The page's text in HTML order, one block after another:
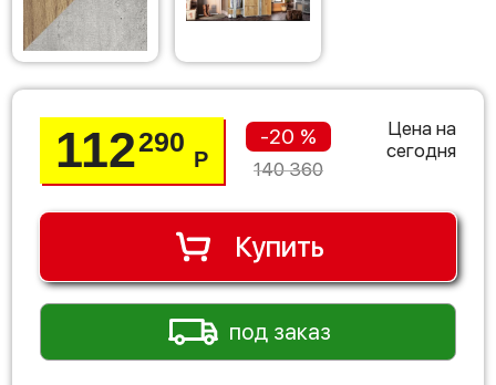
112290
Р
-20 %
140 360
Цена на
сегодня
Купить
под заказ